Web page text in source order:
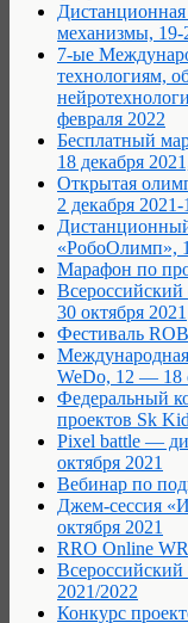
механизмы, 19-
7-ые
технологиям,
февраля 2022
Бесплатный
18 декабря
Открытая
2 декабря
«РобоОлимп»,
Марафон по
30 октября 2021
Фестиваль
WeDo, 12 — 18
Федеральный
проектов Sk
Pixel battle —
октября 2021
Вебинар по
Джем-сессия
октября 2021
RRO Online
Всероссийский
2021/2022
Конкурс